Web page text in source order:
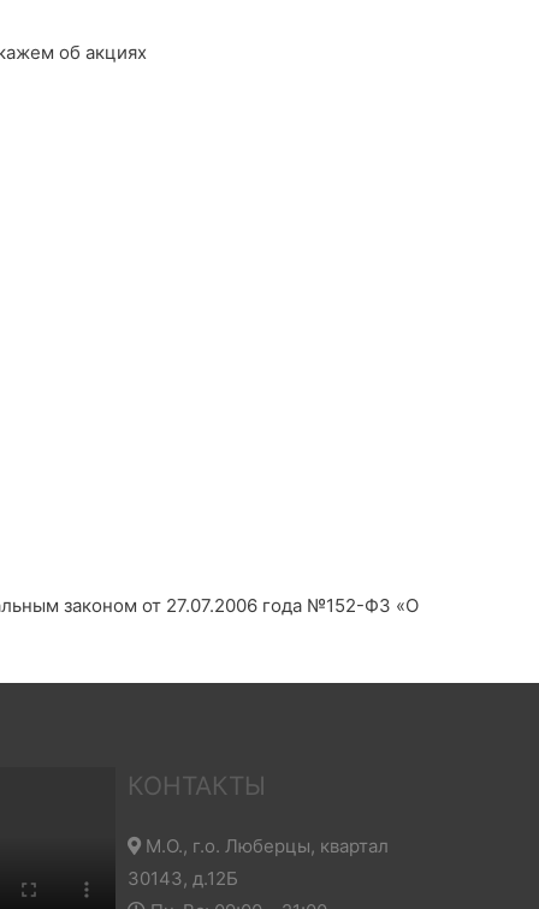
об акциях
законом от 27.07.2006 года №152-Ф3 «О
КОНТАКТЫ
М.О., г.о. Люберцы, квартал
30143, д.12Б